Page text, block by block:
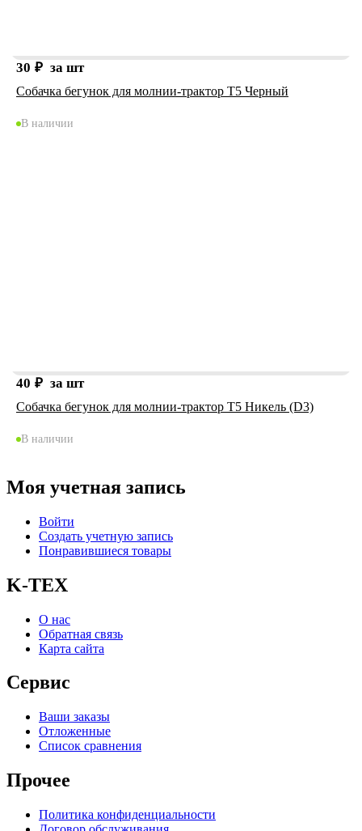
30 ₽ за шт
Собачка бегунок для молнии-трактор Т5 Черный
В наличии
40 ₽ за шт
Собачка бегунок для молнии-трактор Т5 Никель (D3)
В наличии
Моя учетная запись
Войти
Создать учетную запись
Понравившиеся товары
K-TEX
О нас
Обратная связь
Карта сайта
Сервис
Ваши заказы
Отложенные
Список сравнения
Прочее
Политика конфиденциальности